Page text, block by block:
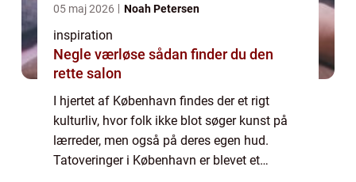
05 maj 2026 Noah Petersen
inspiration
Negle værløse sådan finder du den
rette salon
I hjertet af København findes der et rigt
kulturliv, hvor folk ikke blot søger kunst på
lærreder, men også på deres egen hud.
Tatoveringer i København er blevet et